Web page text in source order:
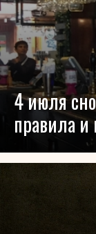
4 июля
правила